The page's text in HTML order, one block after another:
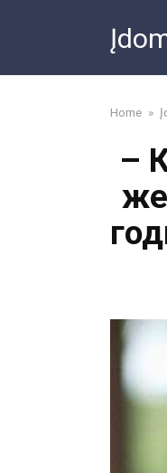
Home »
–